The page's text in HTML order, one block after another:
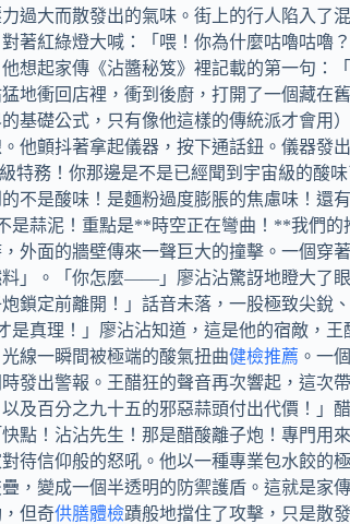
過大而散發出的氣味。街上的行人陷入了
著紅綠燈大喊：「喂！你為什麼咕嚕咕
想起家傳《沾醬秘笈》裡記載的第一句
衝回店裡，衝到後廚，打開了一個藏在
基礎公式，只有像他這樣的傳統派才會用
他顫抖著拿起儀器，按下通話鈕。儀器
特務！你那邊是不是已經聞到宇宙級的酸
不是酸味！是麵粉過度膨脹的焦慮味！
是蒜泥！重點是**時空正在彎曲！**我
外面的牆壁傳來一聲巨大的撞擊。一個
」。「你怎麼——」廖沾沾驚訝地瞪大了
鎖定前離開！」話音未落，一股極致尖
真理！」廖沾沾知道，這是他的宿敵，王
線一瞬間被極端的酸氣扭曲健檢推薦 。一
發出警報。王醋狂的聲音再次響起，這次
及百分之九十五的邪惡蒜頭付出代價！
點！沾沾先生！那是醋酸離子炮！專門
待信仰般的怒吼。他以一種專業包水餃
，變成一個半透明的防禦護盾。這就是
但奇供膳體檢蹟般地擋住了攻擊，只是散